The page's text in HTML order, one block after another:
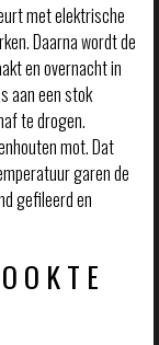
met elektrische
Daarna wordt de
en overnacht in
aan een stok
te drogen.
mot. Dat
garen de
gefileerd en